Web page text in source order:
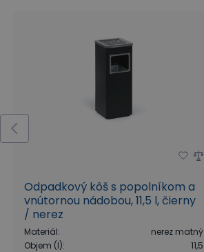
Odpadkový kôš s popolníkom a
vnútornou nádobou, 11,5 l, čierny
/ nerez
Materiál:
nerez matný
Objem (l):
11,5